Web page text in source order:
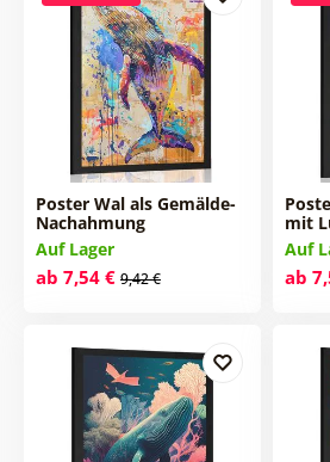
Poster Wal als Gemälde-
Nachahmung
Auf Lager
ab 7,54 € 9,42 €
mit
Auf
ab